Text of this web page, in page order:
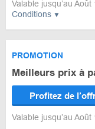
Conditions
Valable jusqu’au Août
PROMOTION
Meilleurs prix à
Profitez de
Valable jusqu’au Août